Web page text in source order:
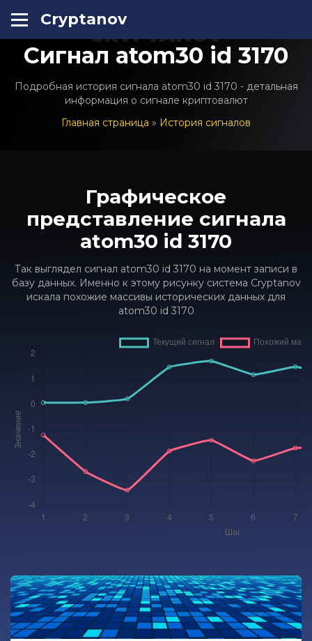
Cryptanov
CRYPTANOV
Сигнал atom30 id 3170
Подробная история сигнала atom30 id 3170 - детальная
информация о сигнале криптовалют
Главная страница » История сигналов
Графическое
представление сигнала
atom30 id 3170
Так выглядел сигнал atom30 id 3170 на момент записи в
базу данных. Именно к этому рисунку система Cryptanov
искала похожие массивы исторических данных для
atom30 id 3170